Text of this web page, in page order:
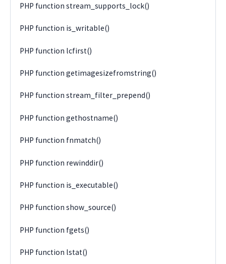
PHP function stream_supports_lock()
PHP function is_writable()
PHP function lcfirst()
PHP function getimagesizefromstring()
PHP function stream_filter_prepend()
PHP function gethostname()
PHP function fnmatch()
PHP function rewinddir()
PHP function is_executable()
PHP function show_source()
PHP function fgets()
PHP function lstat()